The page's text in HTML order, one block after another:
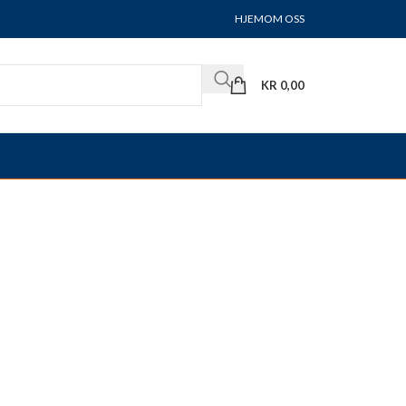
HJEMOM OSS
KR 0,00